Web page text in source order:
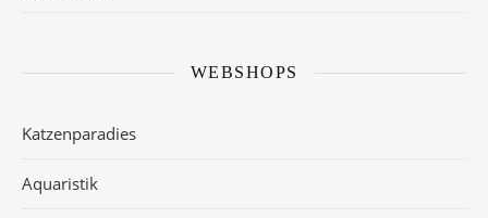
WEBSHOPS
Katzenparadies
Aquaristik